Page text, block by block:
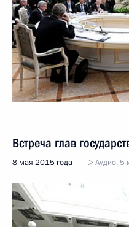
Встреча глав
8 мая 2015 года Аудио, 5